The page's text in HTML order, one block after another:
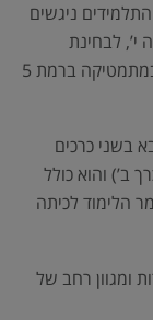
התלמידים ניגשים
י’, לבחינת
הבגרות במתמטיקה ברמת 5
בשני כרכים
ב’) והוא כולל
הלימוד לכיתה
ומגוון רחב של